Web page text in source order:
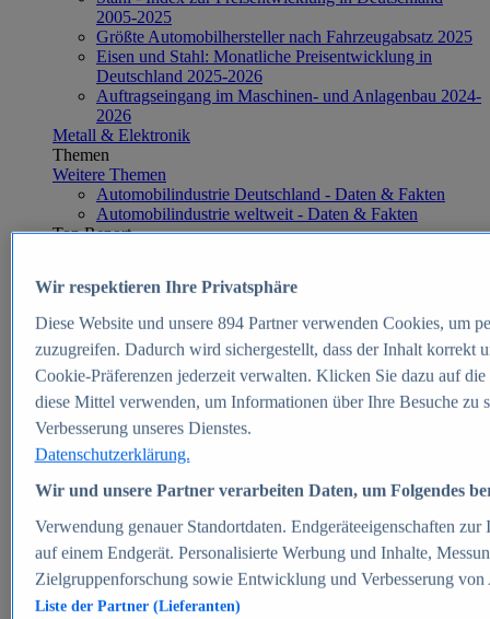
2005-2025
Größte Automobilhersteller nach Fahrzeugabsatz 2025
Eisen und Stahl: Monatliche Preisentwicklung in
Deutschland 2025-2026
Auftragseingang im Maschinen- und Anlagenbau 2024-
2026
Metall & Elektronik
Themen
Weitere Themen
Automobilindustrie Deutschland - Daten & Fakten
Automobilindustrie weltweit - Daten & Fakten
Top Report
Zum Report
E-commerce
Beliebte Statistiken
Aktuelle Statistiken
E-Commerce - Entwicklung des Umsatzes in
Deutschland 1999-2025
Umsatz von Amazon in Deutschland und weltweit
2010-2025
B2C-E-Commerce: Top-50 Online Shops in
Deutschland 2024
Marktanteile von Online-Zahlungsverfahren in
Deutschland 2024
Umsatzstarke Warengruppen im Online-Handel in
Deutschland 2023-2025
Wir respektieren Ihre Privatsphäre
Diese Website und unsere 894Partner verwenden Cookies, um
zuzugreifen. Dadurch wird sichergestellt, dass der Inhalt korrekt
Cookie-Präferenzen jederzeit verwalten. Klicken Sie dazu auf
diese Mittel verwenden, um Informationen über Ihre Besuche
Verbesserung unseres Dienstes.
Datenschutzerklärung.
Wir und unsere Partner verarbeiten Daten, um Folgendes
Verwendung genauer Standortdaten. Endgeräteeigenschaften
auf einem Endgerät. Personalisierte Werbung und Inhalte,
Zielgruppenforschung sowie Entwicklung und Verbesserung von
Liste der Partner (Lieferanten)